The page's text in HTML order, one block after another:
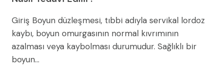
Giriş Boyun düzleşmesi, tıbbi adıyla servikal lordoz
kaybı, boyun omurgasının normal kıvrımının
azalması veya kaybolması durumudur. Sağlıklı bir
boyun…